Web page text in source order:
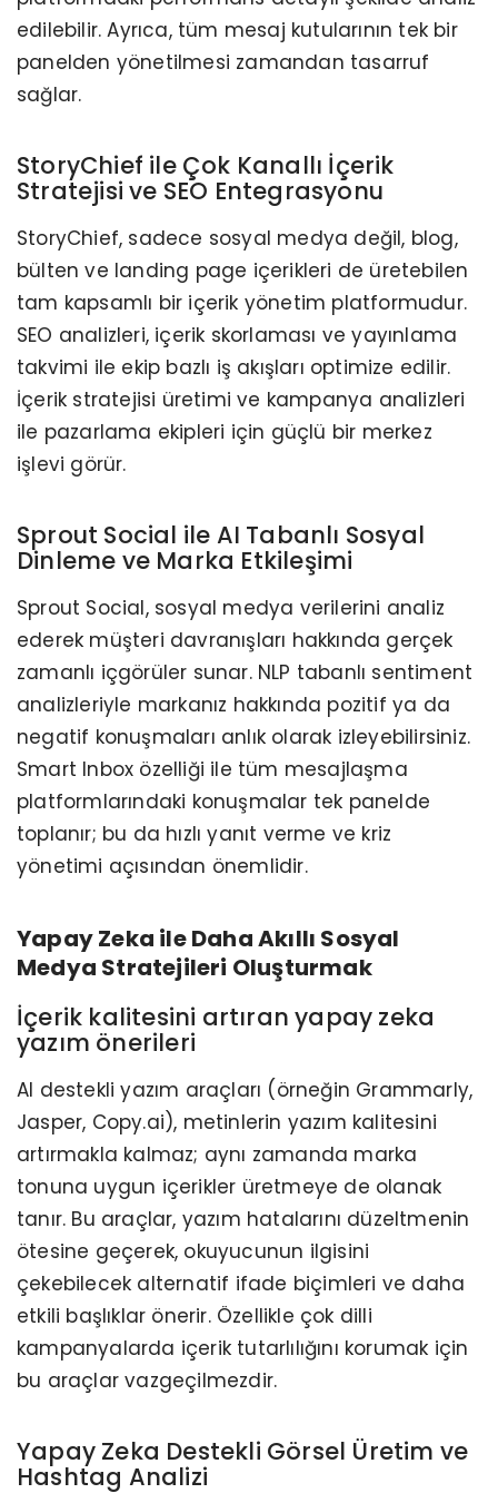
edilebilir. Ayrıca, tüm mesaj kutularının tek bir
panelden yönetilmesi zamandan tasarruf
sağlar.
StoryChief ile Çok Kanallı İçerik
Stratejisi ve SEO Entegrasyonu
StoryChief, sadece sosyal medya değil, blog,
bülten ve landing page içerikleri de üretebilen
tam kapsamlı bir içerik yönetim platformudur.
SEO analizleri, içerik skorlaması ve yayınlama
takvimi ile ekip bazlı iş akışları optimize edilir.
İçerik stratejisi üretimi ve kampanya analizleri
ile pazarlama ekipleri için güçlü bir merkez
işlevi görür.
Sprout Social ile AI Tabanlı Sosyal
Dinleme ve Marka Etkileşimi
Sprout Social, sosyal medya verilerini analiz
ederek müşteri davranışları hakkında gerçek
zamanlı içgörüler sunar. NLP tabanlı sentiment
analizleriyle markanız hakkında pozitif ya da
negatif konuşmaları anlık olarak izleyebilirsiniz.
Smart Inbox özelliği ile tüm mesajlaşma
platformlarındaki konuşmalar tek panelde
toplanır; bu da hızlı yanıt verme ve kriz
yönetimi açısından önemlidir.
Yapay Zeka ile Daha Akıllı Sosyal
Medya Stratejileri Oluşturmak
İçerik kalitesini artıran yapay zeka
yazım önerileri
AI destekli yazım araçları (örneğin Grammarly,
Jasper, Copy.ai), metinlerin yazım kalitesini
artırmakla kalmaz; aynı zamanda marka
tonuna uygun içerikler üretmeye de olanak
tanır. Bu araçlar, yazım hatalarını düzeltmenin
ötesine geçerek, okuyucunun ilgisini
çekebilecek alternatif ifade biçimleri ve daha
etkili başlıklar önerir. Özellikle çok dilli
kampanyalarda içerik tutarlılığını korumak için
bu araçlar vazgeçilmezdir.
Yapay Zeka Destekli Görsel Üretim ve
Hashtag Analizi